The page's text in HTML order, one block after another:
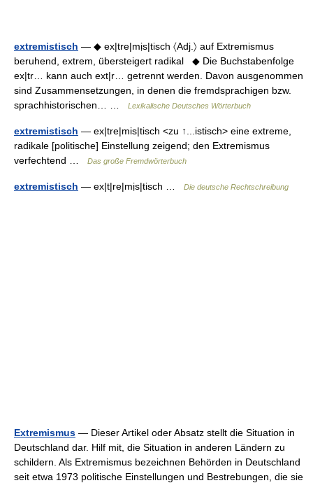
extremistisch — ◆ ex|tre|mịs|tisch 〈Adj.〉 auf Extremismus
beruhend, extrem, übersteigert radikal ◆ Die Buchstabenfolge
ex|tr… kann auch ext|r… getrennt werden. Davon ausgenommen
sind Zusammensetzungen, in denen die fremdsprachigen bzw.
sprachhistorischen… …
Lexikalische Deutsches Wörterbuch
extremistisch — ex|tre|mis|tisch <zu ↑...istisch> eine extreme,
radikale [politische] Einstellung zeigend; den Extremismus
verfechtend …
Das große Fremdwörterbuch
extremistisch — ex|t|re|mịs|tisch … Die deutsche Rechtschreibung
Extremismus — Dieser Artikel oder Absatz stellt die Situation in
Deutschland dar. Hilf mit, die Situation in anderen Ländern zu
schildern. Als Extremismus bezeichnen Behörden in Deutschland
seit etwa 1973 politische Einstellungen und Bestrebungen, die sie